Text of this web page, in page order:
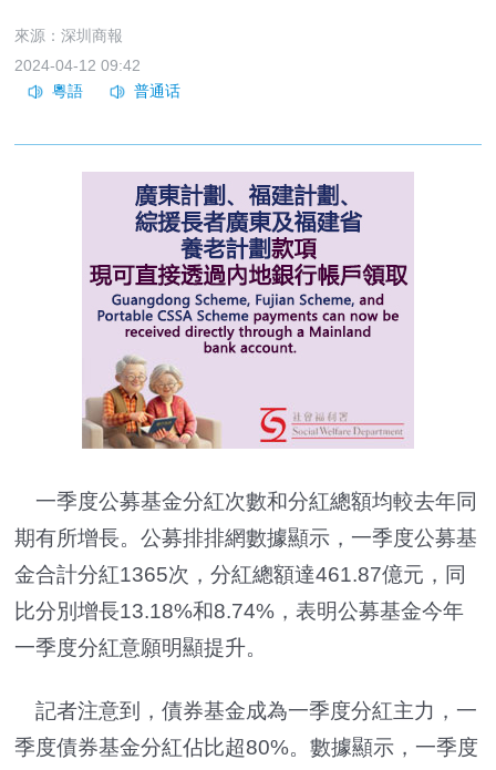
來源：深圳商報
2024-04-12 09:42
一季度公募基金分紅次數和分紅總額均較去年同
期有所增長。公募排排網數據顯示，一季度公募基
金合計分紅1365次，分紅總額達461.87億元，同
比分別增長13.18%和8.74%，表明公募基金今年
一季度分紅意願明顯提升。
記者注意到，債券基金成為一季度分紅主力，一
季度債券基金分紅佔比超80%。數據顯示，一季度